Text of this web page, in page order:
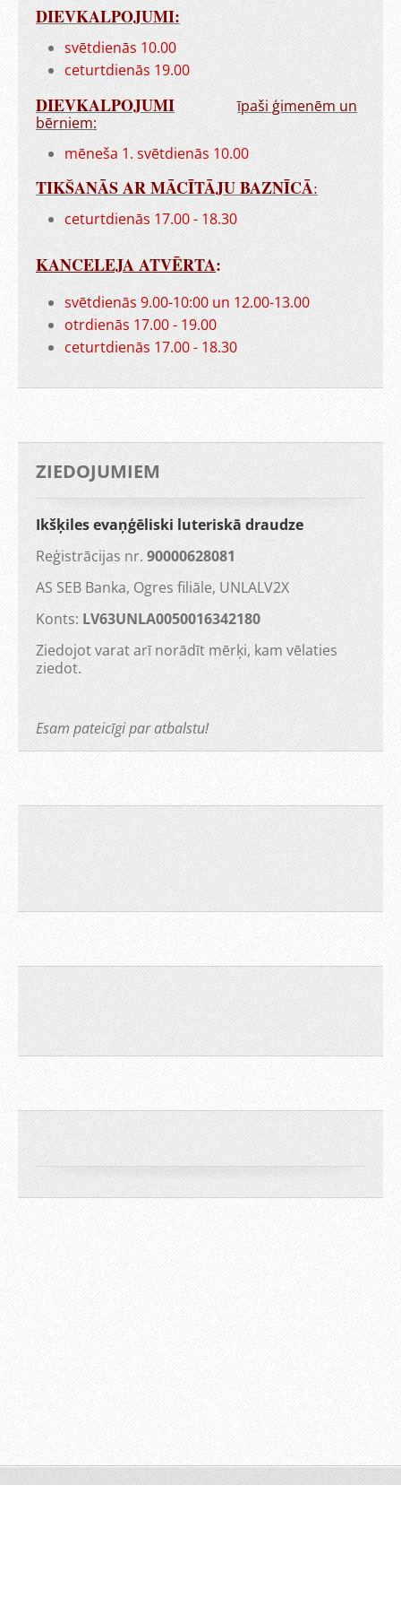
DIEVKALPOJUMI:
svētdienās 10.00
ceturtdienās 19.00
DIEVKALPOJUMI
īpaši ģimenēm un
bērniem:
mēneša 1. svētdienās 10.00
TIKŠANĀS AR MĀCĪTĀJU BAZNĪCĀ:
ceturtdienās 17.00 - 18.30
KANCELEJA ATVĒRTA:
svētdienās 9.00-10:00 un 12.00-13.00
otrdienās 17.00 - 19.00
ceturtdienās 17.00 - 18.30
ZIEDOJUMIEM
Ikšķiles evaņģēliski luteriskā draudze
Reģistrācijas nr. 90000628081
AS SEB Banka, Ogres filiāle, UNLALV2X
Konts: LV63UNLA0050016342180
Ziedojot varat arī norādīt mērķi, kam vēlaties
ziedot.
Esam pateicīgi par atbalstu!